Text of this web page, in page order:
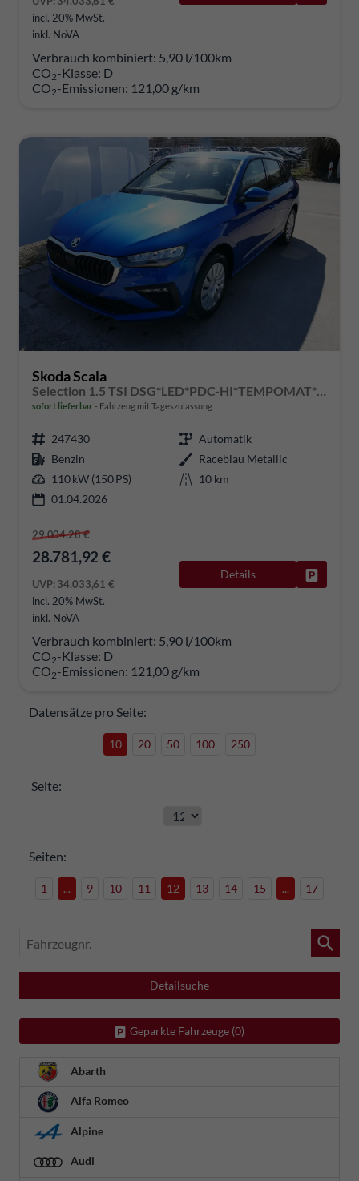
incl. 20% MwSt.
inkl. NoVA
Verbrauch kombiniert: 5,90 l/100km
CO2-Klasse: D
CO2-Emissionen: 121,00 g/km
Skoda Scala
sofort lieferbar Fahrzeug mit Tageszulassung
247430
Automatik
Benzin
Raceblau Metallic
110 kW (150 PS)
10 km
01.04.2026
29.004,28 €
28.781,92 €
UVP:34.033,61 €
incl. 20% MwSt.
inkl. NoVA
Details
Verbrauch kombiniert: 5,90 l/100km
CO2-Klasse: D
CO2-Emissionen: 121,00 g/km
Datensätze pro Seite:
10 20 50 100 250
Seite:
Seiten:
1 ... 9 10 11 12 13 14 15 ... 17
Fahrzeugnr.
Detailsuche
Geparkte Fahrzeuge (0)
Abarth
Alfa Romeo
Alpine
Audi